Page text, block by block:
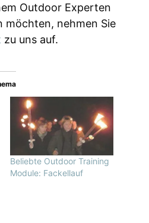
Outdoor Experten
möchten, nehmen Sie
zu uns auf.
Beliebte Outdoor Training
Module: Fackellauf